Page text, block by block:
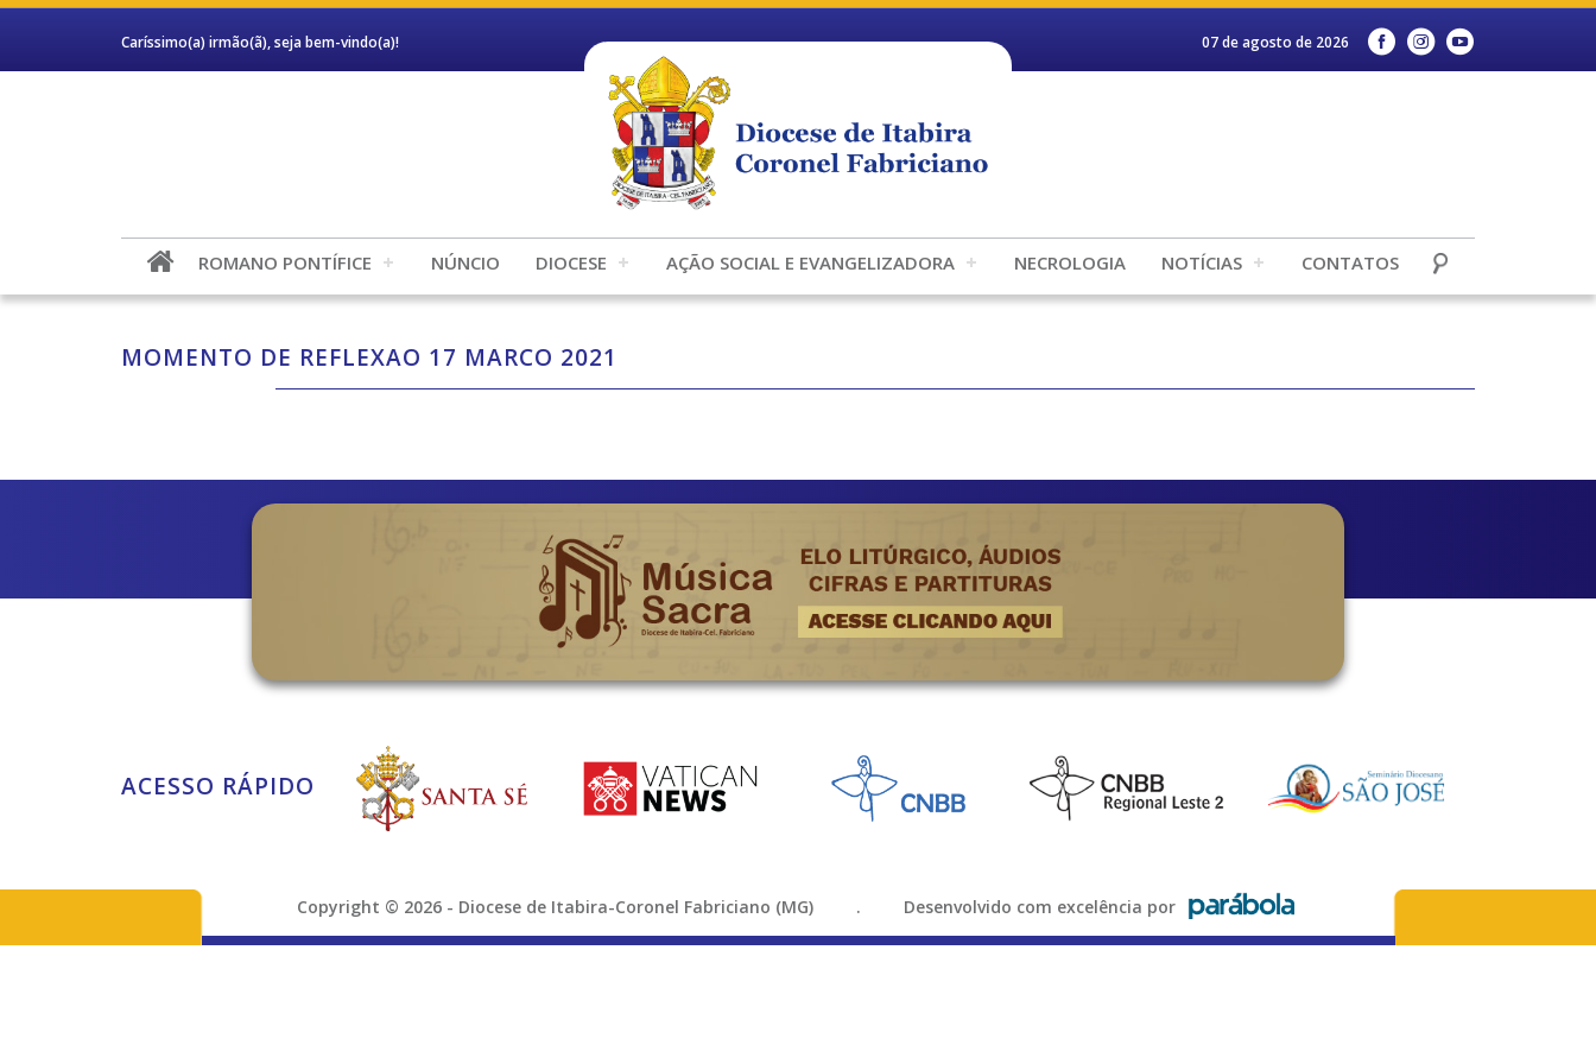
Caríssimo(a) irmão(ã), seja bem-vindo(a)! 07 de agosto de 2026
ROMANO PONTÍFICE NÚNCIO DIOCESE AÇÃO SOCIAL E EVANGELIZADORA NECROLOGIA NOTÍCIAS CONTATOS
MOMENTO DE REFLEXAO 17 MARCO 2021
ACESSO RÁPIDO
Copyright © 2026 - Diocese de Itabira-Coronel Fabriciano (MG) . Desenvolvido com excelência por